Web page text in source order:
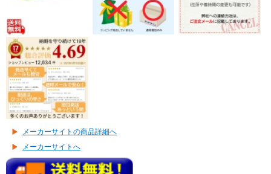
メーカーサイトの商品詳細へ
メーカーサイトへ